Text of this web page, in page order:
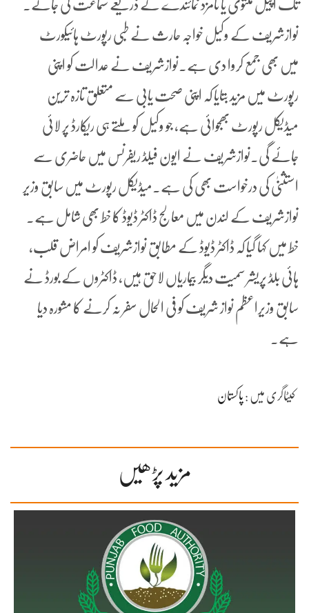
تک اپیل ملتوی یا نامزد نمائندے کے ذریعے سماعت کی جائے۔
نوازشریف کے وکیل خواجہ حارث نے طبی رپورٹ ہائیکورٹ
میں بھی جمع کروا دی ہے۔نوازشریف نے عدالت کو اپنی
رپورٹ میں مزید بتایا کہ اپنی صحت یابی سے متعلق تازہ ترین
میڈیکل رپورٹ بھجوائی ہے، جو وکیل کو ملتے ہی ریکارڈ پر لائی
جائے گی۔نوازشریف نے ایون فیلڈ ریفرنس میں حاضری سے
استثنیٰ کی درخواست بھی کی ہے۔میڈیکل رپورٹ میں سابق وزیر
نوازشریف کے لندن میں معالج ڈاکٹر ڈیوڈ کا خط بھی شامل ہے۔
خط میں کہا گیا کہ ڈاکٹر ڈیوڈ کے مطابق نوازشریف کو امراض قلب،
ہائی بلڈ پریشر سمیت دیگر بیماریاں لاحق ہیں، ڈاکٹروں کے بورڈ نے
سابق وزیراعظم نواز شریف کو فی الحال سفر نہ کرنے کا مشورہ دیا
ہے۔
کیٹاگری میں : پاکستان
مزید پڑھیں